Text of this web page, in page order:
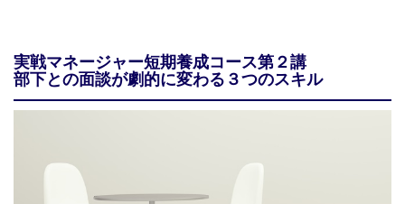
実戦マネージャー短期養成コース第２講
部下との面談が劇的に変わる３つのスキル